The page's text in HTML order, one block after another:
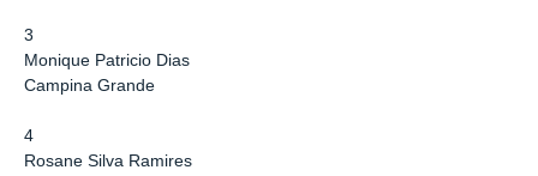
3
Monique Patricio Dias
Campina Grande
4
Rosane Silva Ramires